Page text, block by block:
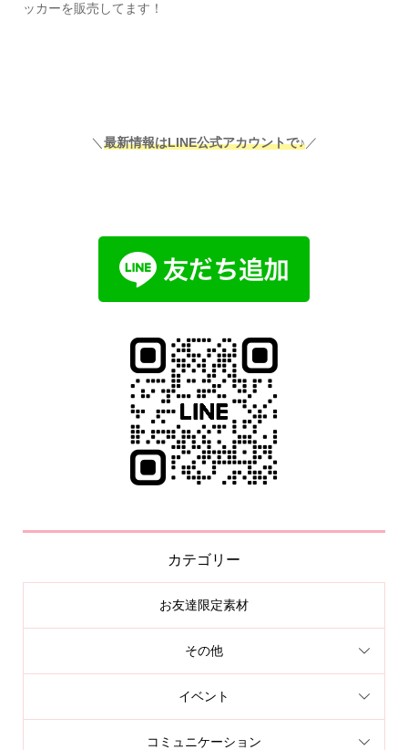
ッカーを販売してます！
＼最新情報はLINE公式アカウントで♪／
カテゴリー
お友達限定素材
その他
イベント
コミュニケーション